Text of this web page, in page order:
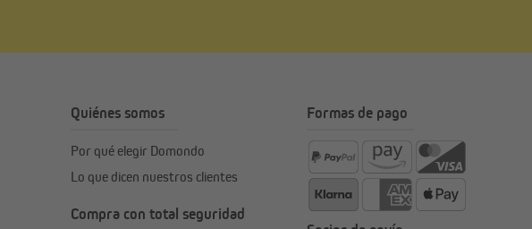
Quiénes somos
Por qué elegir Domondo
Lo que dicen nuestros clientes
Compra con total seguridad
Formas de pago